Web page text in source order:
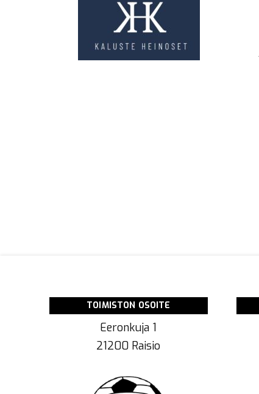
TOIMISTON OSOITE
Eeronkuja 1
21200 Raisio